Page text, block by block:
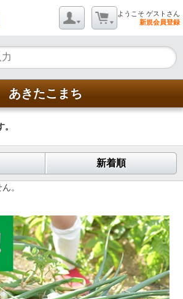
ようこそ ゲストさん
新規会員登録
あきたこまち
新着順
。